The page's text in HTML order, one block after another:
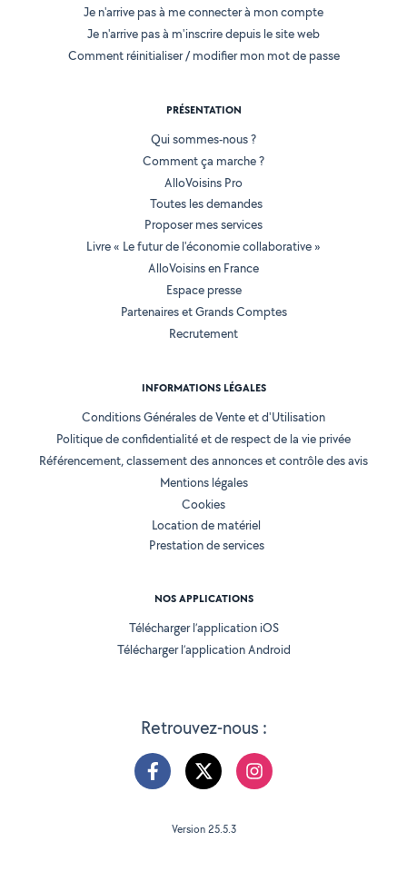
Retrouvez-nous :
Je n'arrive pas à me connecter à mon compte
Je n'arrive pas à m'inscrire depuis le site web
Comment réinitialiser / modifier mon mot de passe
PRÉSENTATION
Qui sommes-nous ?
Comment ça marche ?
AlloVoisins Pro
Toutes les demandes
Proposer mes services
Livre « Le futur de l'économie collaborative »
AlloVoisins en France
Espace presse
Partenaires et Grands Comptes
Recrutement
INFORMATIONS LÉGALES
Conditions Générales de Vente et d'Utilisation
Politique de confidentialité et de respect de la vie privée
Référencement, classement des annonces et contrôle des avis
Mentions légales
Cookies
Location de matériel
Prestation de services
NOS APPLICATIONS
Télécharger l’application iOS
Télécharger l’application Android
Version 25.5.3